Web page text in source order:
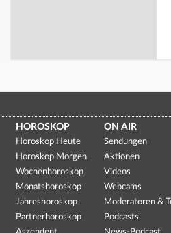
HOROSKOP
Horoskop Heute
Horoskop Morgen
Wochenhoroskop
Monatshoroskop
Jahreshoroskop
Partnerhoroskop
ON AIR
Sendungen
Aktionen
Videos
Webcams
Moderatoren &
Podcasts